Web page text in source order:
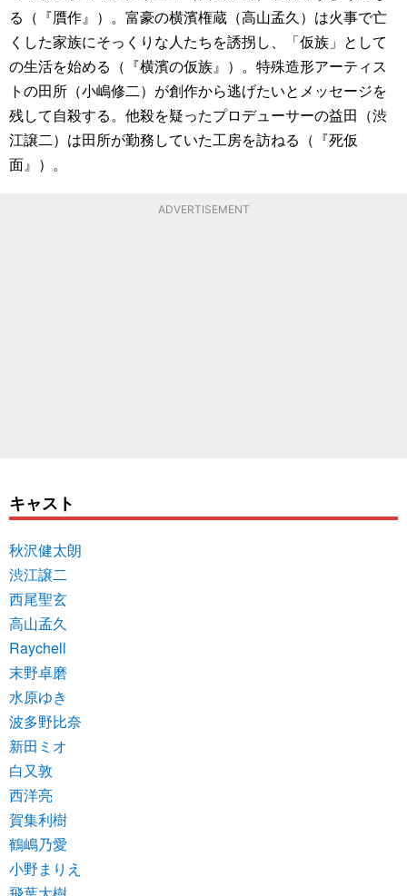
る（『贋作』）。富豪の横濱権蔵（高山孟久）は火事で亡
くした家族にそっくりな人たちを誘拐し、「仮族」として
の生活を始める（『横濱の仮族』）。特殊造形アーティス
トの田所（小嶋修二）が創作から逃げたいとメッセージを
残して自殺する。他殺を疑ったプロデューサーの益田（渋
江譲二）は田所が勤務していた工房を訪ねる（『死仮
面』）。
ADVERTISEMENT
キャスト
秋沢健太朗
渋江譲二
西尾聖玄
高山孟久
Raychell
末野卓磨
水原ゆき
波多野比奈
新田ミオ
白又敦
西洋亮
賀集利樹
鶴嶋乃愛
小野まりえ